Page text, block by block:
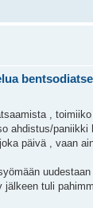
,
ahdistus/paniikki
päivä , vaan
jälkeen tuli